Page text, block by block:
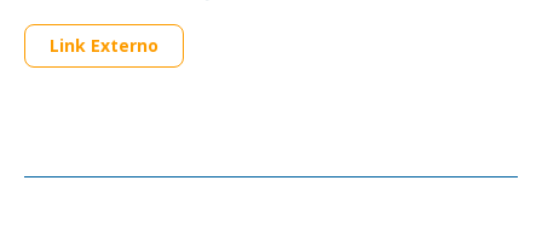
Link Externo